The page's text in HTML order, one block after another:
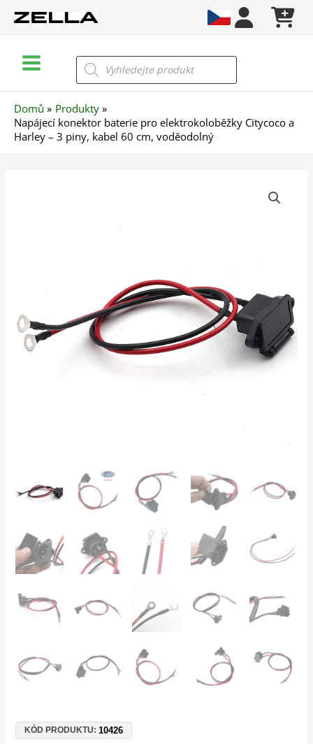
Menu
Products
search
Domů
Produkty
Napájecí konektor baterie pro elektrokoloběžky Citycoco a
Harley – 3 piny, kabel 60 cm, voděodolný
KÓD PRODUKTU:10426